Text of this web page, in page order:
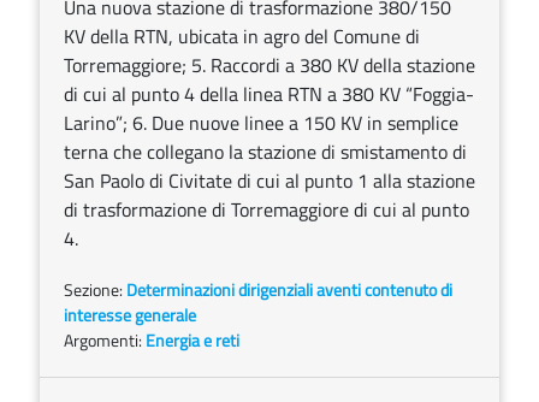
Una nuova stazione di trasformazione 380/150
KV della RTN, ubicata in agro del Comune di
Torremaggiore; 5. Raccordi a 380 KV della stazione
di cui al punto 4 della linea RTN a 380 KV “Foggia-
Larino”; 6. Due nuove linee a 150 KV in semplice
terna che collegano la stazione di smistamento di
San Paolo di Civitate di cui al punto 1 alla stazione
di trasformazione di Torremaggiore di cui al punto
4.
Sezione: Determinazioni dirigenziali aventi contenuto di
interesse generale
Argomenti: Energia e reti